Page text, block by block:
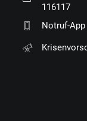
116117
Notruf-